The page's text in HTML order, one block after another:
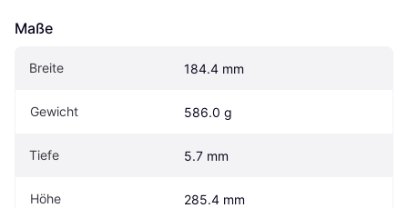
Maße
Breite 184.4 mm
Gewicht 586.0 g
Tiefe 5.7 mm
Höhe 285.4 mm